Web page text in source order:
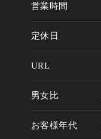
営業時間
定休日
URL
男女比
お客様年代